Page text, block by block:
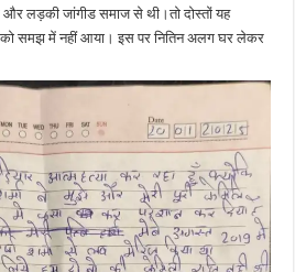
और लड़की जांगीड समाज से थी।तो दोस्तों यह
को समझ में नहीं आया। इस पर नितिन अलग घर लेकर